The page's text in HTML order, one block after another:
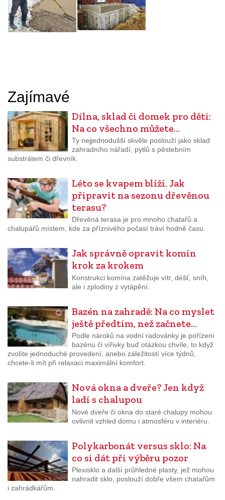
Zajímavé
Dílna, sklad či domek pro děti:
Na co všechno můžete…
Ty nejjednodušší skvěle poslouží jako sklad
zahradního nářadí, pytlů s pěstebním
substrátem či dřevník.
Léto se kvapem blíží. Jak
připravit na sezonu dřevěnou
terasu?
Dřevěná terasa je pro mnoho chatařů a
chalupářů místem, kde za příznivého počasí tráví hodně času.
Jak správně opravit komín
krok za krokem
Konstrukci komína zatěžuje vítr, déšť, sníh,
ale i zplodiny z vytápění.
Bazén na zahradě: Na co myslet
ještě předtím, než začnete…
Podle nároků na vodní radovánky je pořízení
bazénu či vířivky buď otázkou chvíle, to když
zvolíte jednoduché provedení, anebo záležitostí více týdnů,
chcete-li mít při relaxaci maximální komfort.
Nová okna a dveře? Jen když
ladí s chalupou
Nové dveře či okna do staré chalupy mohou
ovlivnit vzhled domu i atmosféru v interiéru.
Polykarbonát versus sklo: Na
co si dát při výběru pozor
Plexisklo a další průhledné plasty, jež mohou
nahradit sklo, poslouží dobře všem chatařům
i zahrádkářům.